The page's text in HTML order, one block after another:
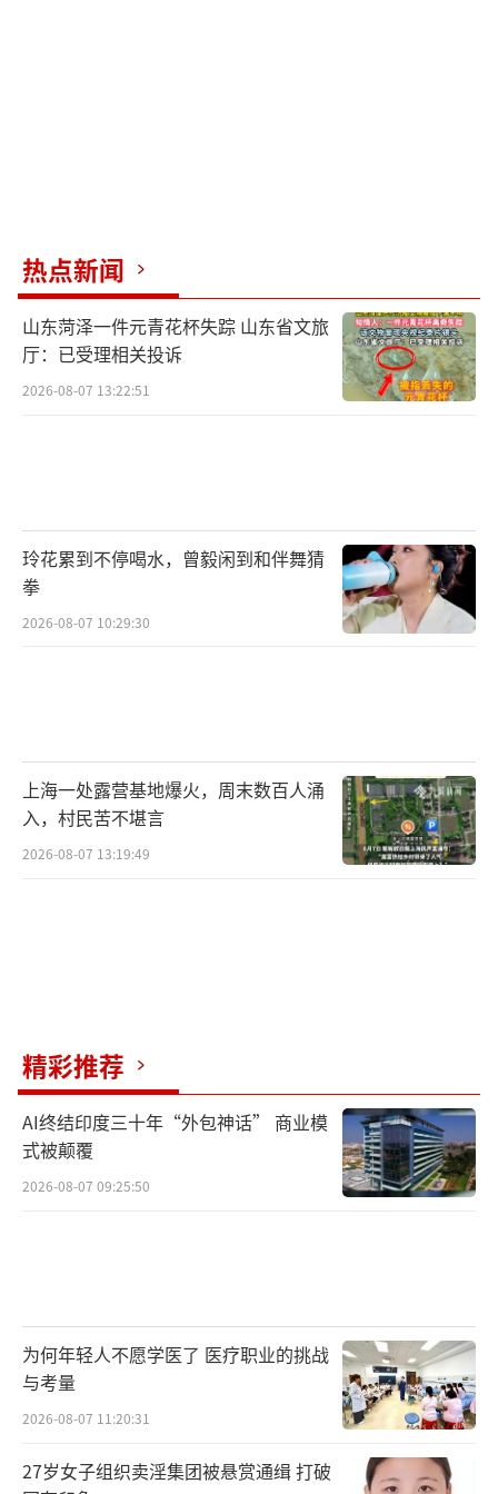
热点新闻
山东菏泽一件元青花杯失踪 山东省文旅
厅：已受理相关投诉
2026-08-07 13:22:51
玲花累到不停喝水，曾毅闲到和伴舞猜
拳
2026-08-07 10:29:30
上海一处露营基地爆火，周末数百人涌
入，村民苦不堪言
2026-08-07 13:19:49
精彩推荐
AI终结印度三十年“外包神话” 商业模
式被颠覆
2026-08-07 09:25:50
为何年轻人不愿学医了 医疗职业的挑战
与考量
2026-08-07 11:20:31
27岁女子组织卖淫集团被悬赏通缉 打破